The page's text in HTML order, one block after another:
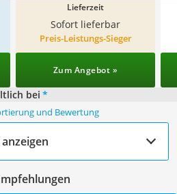
Lieferzeit
Sofort lieferbar
Preis-Leistungs-Sieger
Zum Angebot »
bei *
und Bewertung